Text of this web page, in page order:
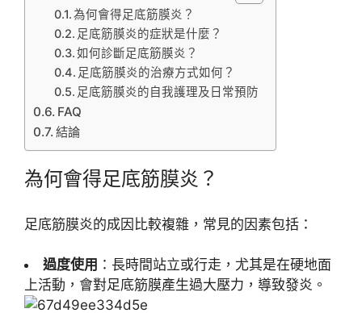
為何會得足底筋膜炎？
足底筋膜炎的症狀是什麼？
如何診斷足底筋膜炎？
足底筋膜炎的治療方式如何？
足底筋膜炎的自我護理及日常預防
FAQ
結論
為何會得足底筋膜炎？
足底筋膜炎的成因比較複雜，常見的因素包括：
過度使用 ：長時間站立或行走，尤其是在硬地面
上活動，會對足底筋膜產生過大壓力，導致發炎。